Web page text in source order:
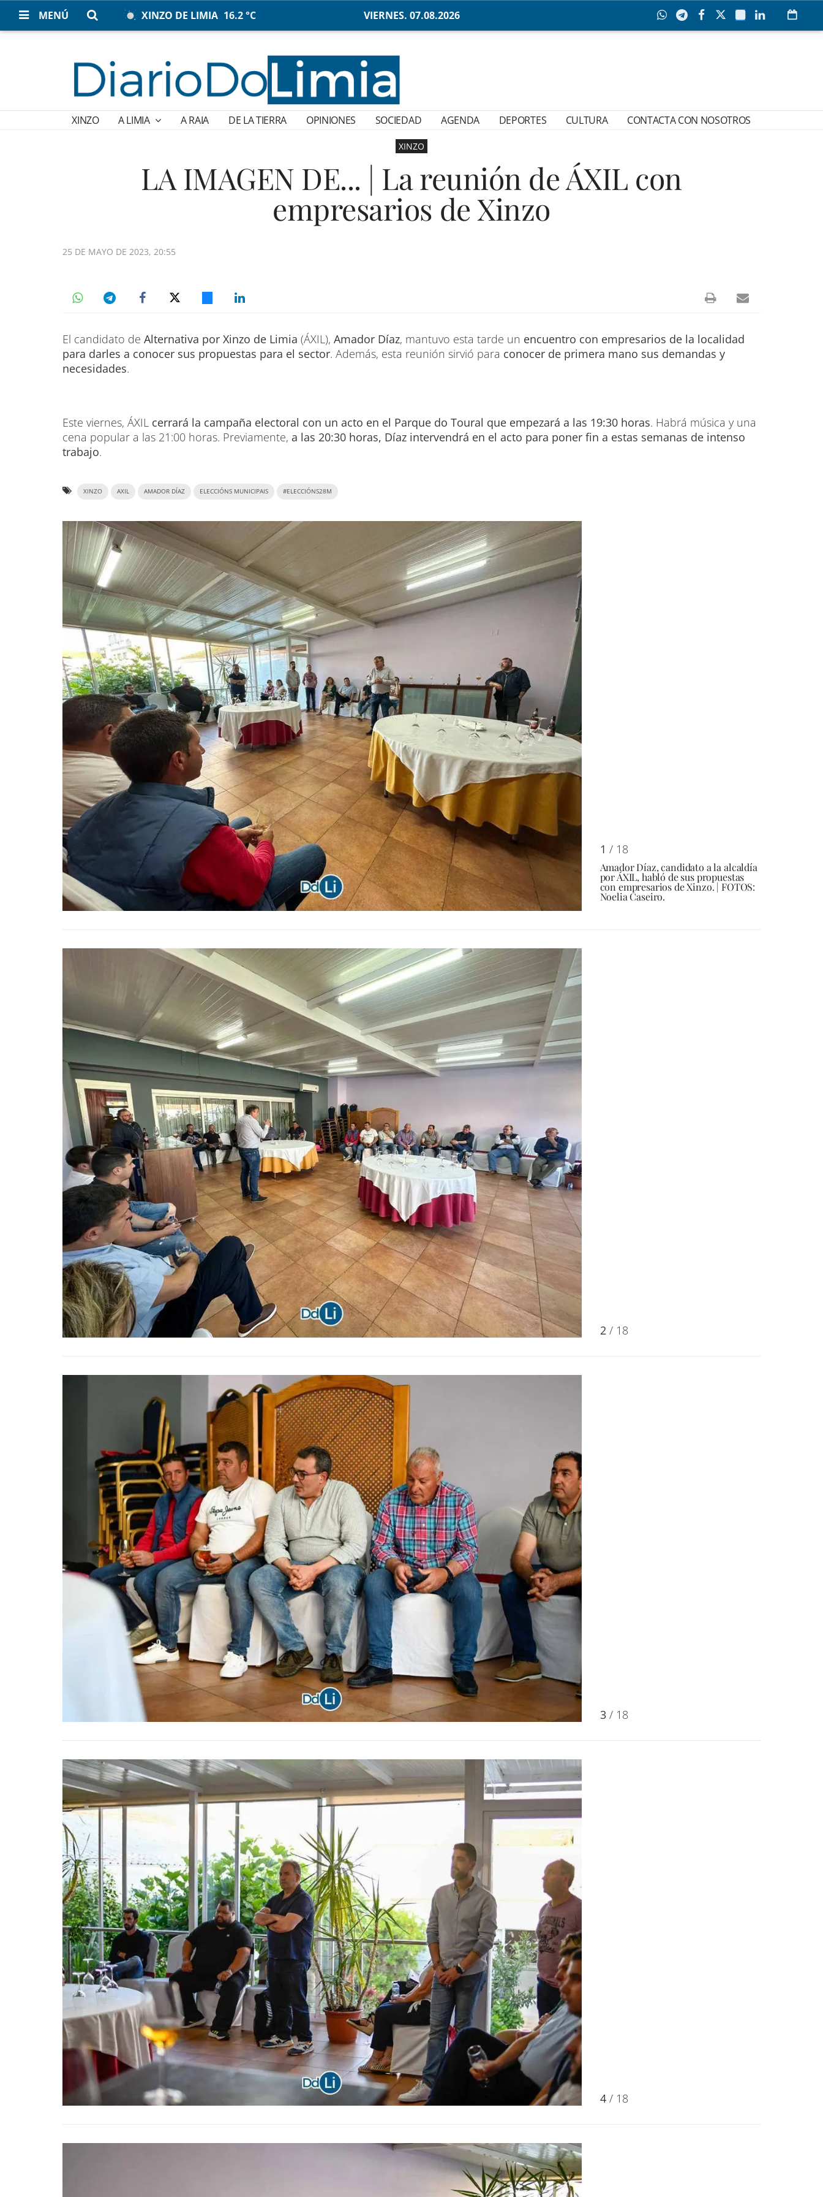
MENÚ XINZO DE LIMIA 16.2 °C VIERNES. 07.08.2026
XINZO A LIMIA A RAIA DE LA TIERRA OPINIONES SOCIEDAD AGENDA DEPORTES CULTURA CONTACTA CON NOSOTROS
XINZO
LA IMAGEN DE... | La reunión de ÁXIL con
empresarios de Xinzo
25 DE MAYO DE 2023, 20:55
El candidato de Alternativa por Xinzo de Limia (ÁXIL), Amador Díaz, mantuvo esta tarde un encuentro con empresarios de la localidad
para darles a conocer sus propuestas para el sector. Además, esta reunión sirvió para conocer de primera mano sus demandas y
necesidades.
Este viernes, ÁXIL cerrará la campaña electoral con un acto en el Parque do Toural que empezará a las 19:30 horas. Habrá música y una
cena popular a las 21:00 horas. Previamente, a las 20:30 horas, Díaz intervendrá en el acto para poner fin a estas semanas de intenso
trabajo.
XINZO AXIL AMADOR DÍAZ ELECCIÓNS MUNICIPAIS #ELECCIÓNS28M
1 / 18
Amador Díaz, candidato a la alcaldía
por ÁXIL, habló de sus propuestas
con empresarios de Xinzo. | FOTOS:
Noelia Caseiro.
2/ 18
3/ 18
4/ 18